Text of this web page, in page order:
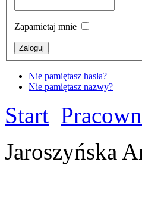
Zapamietaj mnie
Nie pamiętasz hasła?
Nie pamiętasz nazwy?
Start
Jaroszyńska